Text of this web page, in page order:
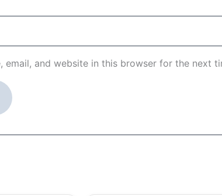
email, and website in this browser for the next